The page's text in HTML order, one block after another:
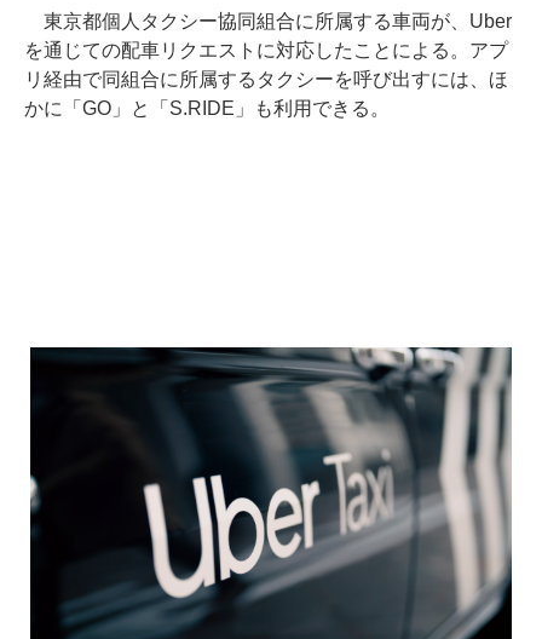
東京都個人タクシー協同組合に所属する車両が、Uber
を通じての配車リクエストに対応したことによる。アプ
リ経由で同組合に所属するタクシーを呼び出すには、ほ
かに「GO」と「S.RIDE」も利用できる。